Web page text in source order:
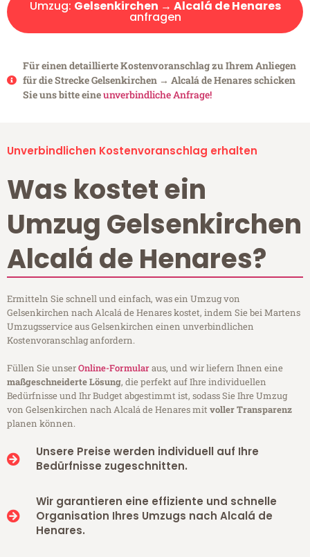
Umzug: Gelsenkirchen → Alcalá de Henares
anfragen
Für einen detaillierte Kostenvoranschlag zu Ihrem Anliegen
für die Strecke Gelsenkirchen → Alcalá de Henares schicken
Sie uns bitte eineunverbindliche Anfrage!
Unverbindlichen Kostenvoranschlag erhalten
Was kostet ein
Umzug Gelsenkirchen
Alcalá de Henares?
Ermitteln Sie schnell und einfach, was ein Umzug von
Gelsenkirchen nach Alcalá de Henares kostet, indem Sie bei Martens
Umzugsservice aus Gelsenkirchen einen unverbindlichen
Kostenvoranschlag anfordern.
Füllen Sie unserOnline-Formularaus, und wir liefern Ihnen eine
maßgeschneiderte Lösung, die perfekt auf Ihre individuellen
Bedürfnisse und Ihr Budget abgestimmt ist, sodass Sie Ihre Umzug
von Gelsenkirchen nach Alcalá de Henares mitvoller Transparenz
planen können.
Unsere Preise werden individuell auf Ihre
Bedürfnisse zugeschnitten.
Wir garantieren eine effiziente und schnelle
Organisation Ihres Umzugs nach Alcalá de
Henares.